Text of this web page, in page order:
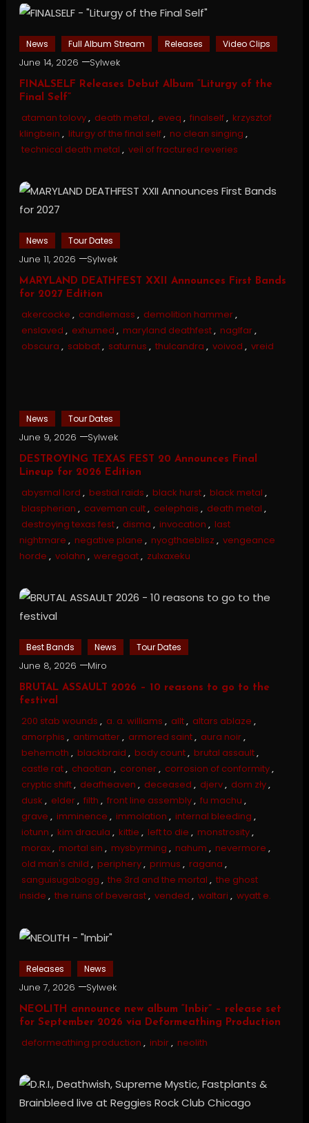
News Full Album Stream Releases Video Clips
June 14, 2026 Sylwek
FINALSELF Releases Debut Album “Liturgy of the
Final Self”
ataman tolovy, death metal , eveq , finalself, krzysztof
klingbein , liturgy of the final self, no clean singing ,
technical death metal , veil of fractured reveries
News Tour Dates
June 11, 2026 Sylwek
MARYLAND DEATHFEST XXII Announces First Bands
for 2027 Edition
akercocke , candlemass , demolition hammer,
enslaved , exhumed , maryland deathfest, naglfar,
obscura , sabbat, saturnus , thulcandra , voivod , vreid
News Tour Dates
June 9, 2026 Sylwek
DESTROYING TEXAS FEST 20 Announces Final
Lineup for 2026 Edition
abysmal lord , bestial raids , black hurst, black metal ,
blaspherian , caveman cult, celephais , death metal ,
destroying texas fest, disma , invocation , last
nightmare , negative plane , nyogthaeblisz , vengeance
horde , volahn , weregoat, zulxaxeku
Best Bands News Tour Dates
June 8, 2026 Miro
BRUTAL ASSAULT 2026 – 10 reasons to go to the
festival
200 stab wounds , a. a. williams , allt, altars ablaze ,
amorphis , antimatter, armored saint, aura noir,
behemoth , blackbraid , body count, brutal assault,
castle rat, chaotian , coroner, corrosion of conformity,
cryptic shift, deafheaven , deceased , djerv, dom zły,
dusk , elder, filth , front line assembly, fu machu ,
grave , imminence , immolation , internal bleeding ,
iotunn , kim dracula , kittie , left to die , monstrosity,
morax, mortal sin , mysbyrming , nahum , nevermore ,
old man's child , periphery, primus , ragana ,
sanguisugabogg , the 3rd and the mortal , the ghost
inside , the ruins of beverast, vended , waltari , wyatt e.
Releases News
June 7, 2026 Sylwek
NEOLITH announce new album “Inbir” – release set
for September 2026 via Deformeathing Production
deformeathing production , inbir, neolith